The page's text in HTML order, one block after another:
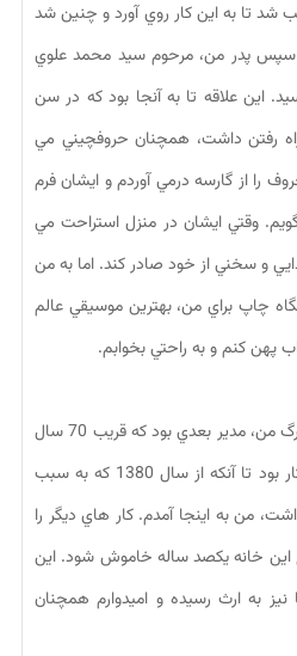
شد تا به اين كار روي آورد و چنين شد
سپس پدر من، مرحوم سيد محمد علوي
اين علاقه تا به آنجا بود كه در سن
راه رفتن داشت، همچنان حروفچيني مي
را از گارسه درمي آوردم و ايشان فرم
وقتي ايشان در منزل استراحت مي
و سخني از خود صادر كند. اما به من
چاپ براي من، بهترين موسيقي عالم
كنم و به راحتي بخوابم.
«سيد ابوالقاسم علوي» اخوي بزرگ من، مدير بعدي بود كه قريب 70 سال
از عمر خود را مشغول در اين كار بود تا آنكه از سال 1380 كه به سبب
من به اينجا آمدم. كار هاي ديگر را
اين خانه يكصد ساله خاموش شود. اين
نيز به ارث رسيده و اميدوارم همچنان